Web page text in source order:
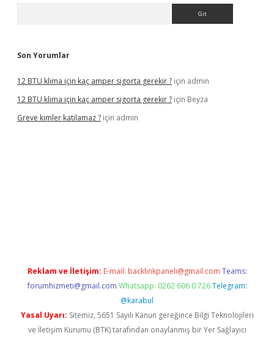
Son Yorumlar
12 BTU klima için kaç amper sigorta gerekir ? için admin
12 BTU klima için kaç amper sigorta gerekir ? için Beyza
Greve kimler katılamaz ? için admin
Reklam ve İletişim: E-mail: backlinkpaneli@gmail.com Teams:
forumhizmeti@gmail.com Whatsapp: 0262 606 0 726 Telegram:
@karabul
Yasal Uyarı: Sitemiz, 5651 Sayılı Kanun gereğince Bilgi Teknolojileri
ve İletişim Kurumu (BTK) tarafından onaylanmış bir Yer Sağlayıcı